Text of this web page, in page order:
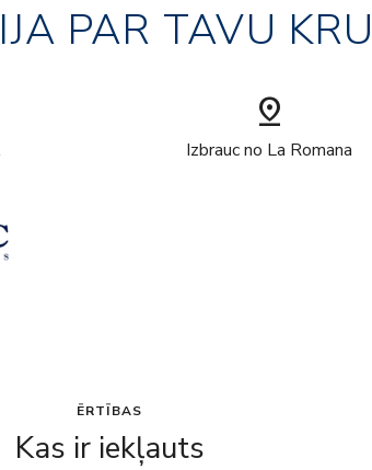
PAR TAVU
pin_drop
Izbrauc no La Romana
ĒRTĪBAS
Kas ir iekļauts